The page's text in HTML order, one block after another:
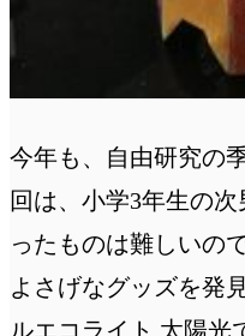
ー
ス
カ
ラ
今年も、自由研究の
回は、小学3年生の
ったものは難しいの
よさげなグッズを発
ルエコライト 太陽光